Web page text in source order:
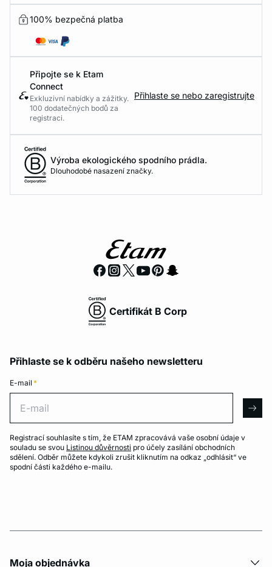
100% bezpečná platba
Připojte se k Etam
Connect
Exkluzivní nabídky a zážitky.
100 dodatečných bodů za
registraci.
Přihlaste se nebo zaregistrujte
Výroba ekologického spodního prádla.
Dlouhodobé nasazení značky.
Certifikát B Corp
Přihlaste se k odběru našeho newsletteru
E-mail *
Registrací souhlasíte s tím, že ETAM zpracovává vaše osobní údaje v
souladu se svou Listinou důvěrnosti pro účely zasílání obchodních
sdělení. Odběr můžete kdykoli zrušit kliknutím na odkaz „odhlásit“ ve
spodní části každého e-mailu.
Moja objednávka